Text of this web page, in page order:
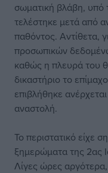
σωματική βλάβη, υπό
τελέστηκε μετά από
παθόντος. Αντίθετα,
προσωπικών
καθώς η πλευρά του
δικαστήριο το
επιβλήθηκε
αναστολή.
Το περιστατικό είχε
ξημερώματα της 2ας
Λίγες ώρες αργότερα,